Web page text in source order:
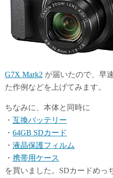
o
k
t
e
n
a
G7X Mark2 が届いたので、早
た作例などを上げてみます。
ちなみに、本体と同時に
・ 互換バッテリー
・ 64GB SDカード
・ 液晶保護フィルム
・ 携帯用ケース
を買いました。SDカードめっ